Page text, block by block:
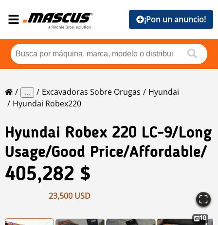
¡Pon un anuncio!
... Excavadoras Sobre Orugas
Hyundai
Hyundai Robex220
Hyundai Robex 220 LC-9/long
Usage/good Price/affordable/
405,282 $
23,500 USD
10